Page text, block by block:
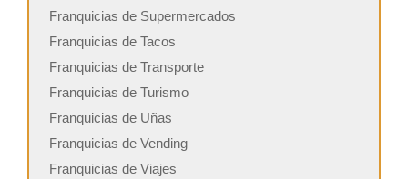
Franquicias de Supermercados
Franquicias de Tacos
Franquicias de Transporte
Franquicias de Turismo
Franquicias de Uñas
Franquicias de Vending
Franquicias de Viajes